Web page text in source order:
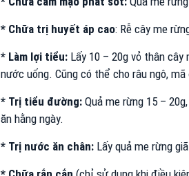
* Chữa trị huyết áp cao: Rễ cây me
* Làm lợi tiểu: Lấy 10 – 20g vỏ thân
nước uống. Cũng có thể cho râu ngô,
* Trị tiểu đường: Quả me rừng 15 –
ăn hằng ngày.
* Trị nước ăn chân: Lấy quả me rừng